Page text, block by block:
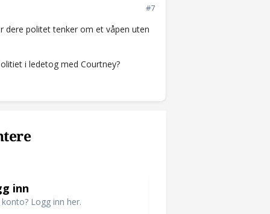
#7
dere politet tenker om et våpen uten
i ledetog med Courtney?
inn
Logg inn her.